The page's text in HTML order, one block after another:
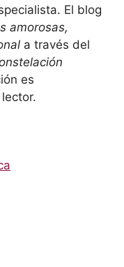
El blog
amorosas,
a través del
es